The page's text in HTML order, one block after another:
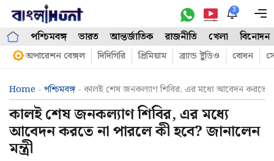
Skip
content
3
পশ্চিমবঙ্গ ভারত আন্তর্জাতিক রাজনীতি খেলা বিনোদন
অপারেশন বেঙ্গল দিদিগিরি প্রিমিয়াম ব্র্যান্ড ষ্টুডিও বোধন
Home - পশ্চিমবঙ্গ- কালই শেষ জনকল্যাণ শিবির, এর মধ্যে আবেদন করতে না
কালই শেষ জনকল্যাণ শিবির, এর মধ্যে
আবেদন করতে না পারলে কী হবে? জানালেন
মন্ত্রী